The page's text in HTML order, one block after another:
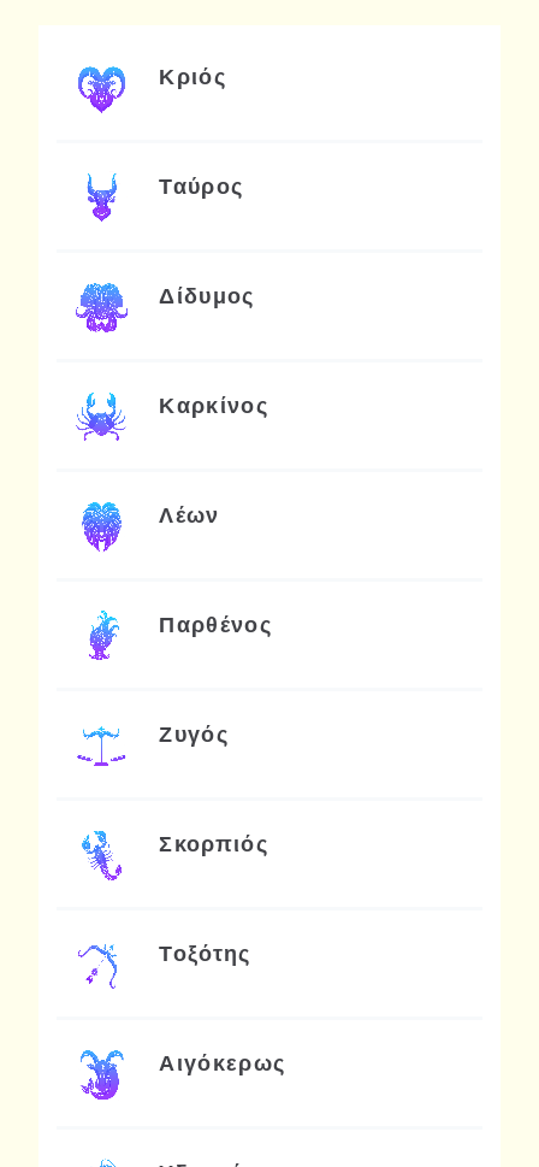
Κριός
Ταύρος
Δίδυμος
Καρκίνος
Λέων
Παρθένος
Ζυγός
Σκορπιός
Τοξότης
Αιγόκερως